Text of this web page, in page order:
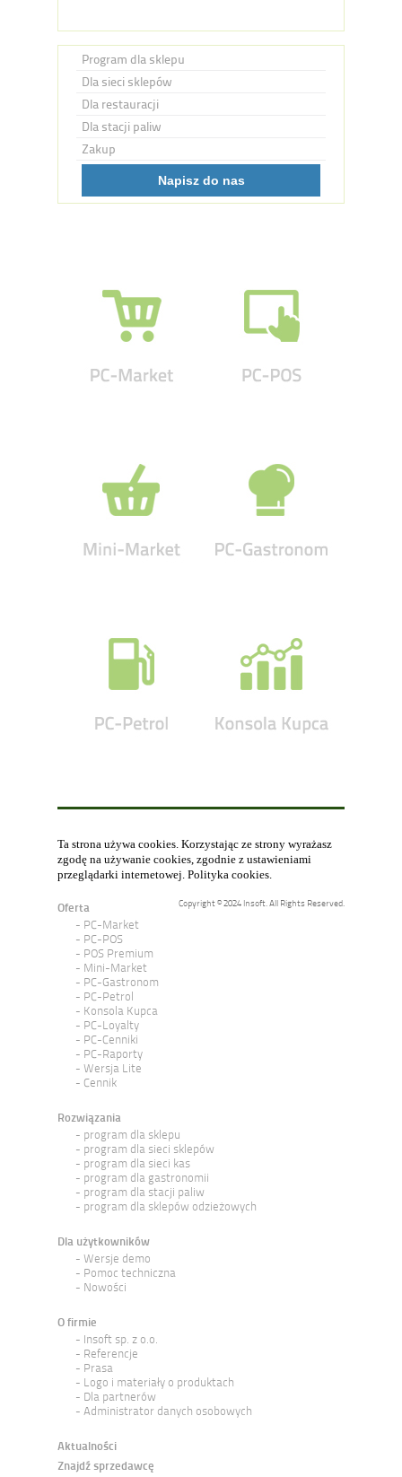
Program dla sklepu
Dla sieci sklepów
Dla restauracji
Dla stacji paliw
Zakup
Napisz do nas
Ta strona używa cookies. Korzystając ze strony wyrażasz
zgodę na używanie cookies, zgodnie z ustawieniami
przeglądarki internetowej. Polityka cookies.
Copyright © 2024 Insoft. All Rights Reserved.
Oferta
PC-Market
PC-POS
POS Premium
Mini-Market
PC-Gastronom
PC-Petrol
Konsola Kupca
PC-Loyalty
PC-Cenniki
PC-Raporty
Wersja Lite
Cennik
Rozwiązania
program dla sklepu
program dla sieci sklepów
program dla sieci kas
program dla gastronomii
program dla stacji paliw
program dla sklepów odzieżowych
Dla użytkowników
Wersje demo
Pomoc techniczna
Nowości
O firmie
Insoft sp. z o.o.
Referencje
Prasa
Logo i materiały o produktach
Dla partnerów
Administrator danych osobowych
Aktualności
Znajdź sprzedawcę